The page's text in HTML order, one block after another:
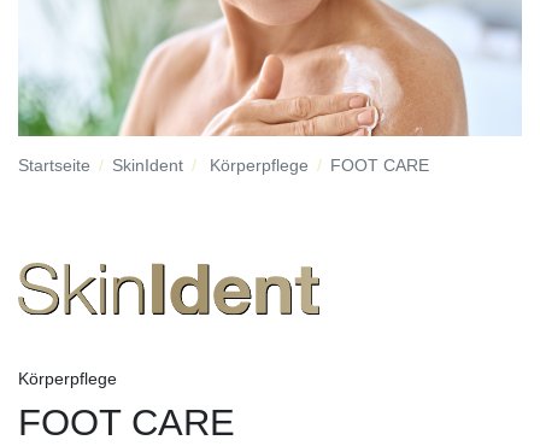
Startseite SkinIdent Körperpflege FOOT CARE
Körperpflege
FOOT CARE